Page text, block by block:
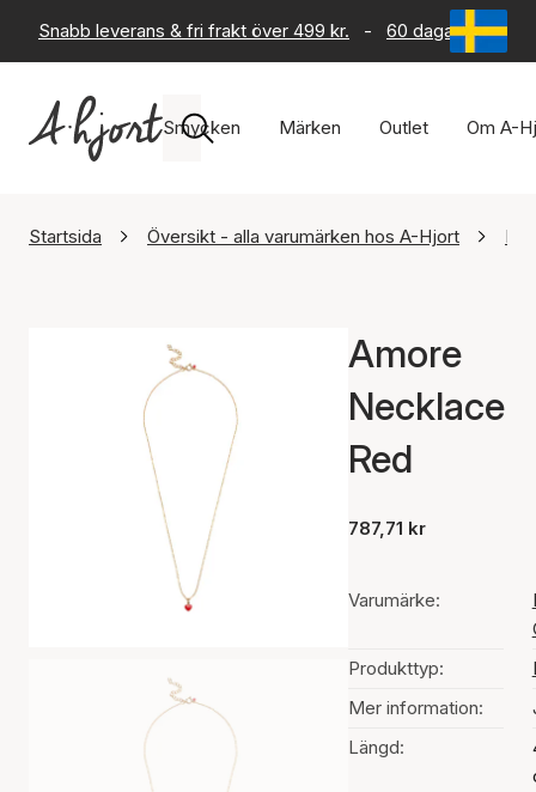
Snabb leverans & fri frakt över 499 kr. - 60 dagars
Smycken Märken Outlet Om A-
Startsida Översikt - alla varumärken hos A-Hjort
Amore
Necklace
Red
787,71 kr
Varumärke:
Produkttyp:
Mer information:
Längd: